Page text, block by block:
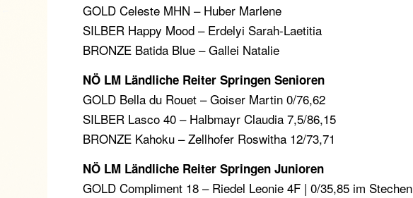
GOLD Celeste MHN – Huber Marlene
SILBER Happy Mood – Erdelyi Sarah-Laetitia
BRONZE Batida Blue – Gallei Natalie
NÖ LM Ländliche Reiter Springen Senioren
GOLD Bella du Rouet – Goiser Martin 0/76,62
SILBER Lasco 40 – Halbmayr Claudia 7,5/86,15
BRONZE Kahoku – Zellhofer Roswitha 12/73,71
NÖ LM Ländliche Reiter Springen Junioren
GOLD Compliment 18 – Riedel Leonie 4F | 0/35,85 im Stechen